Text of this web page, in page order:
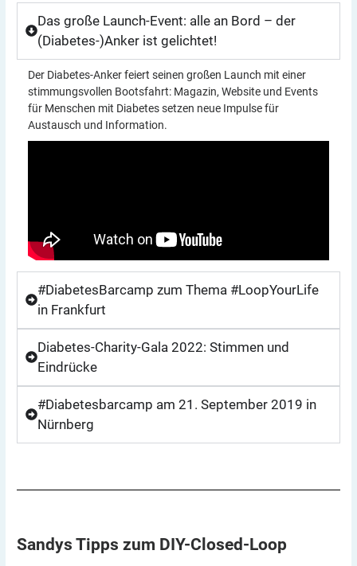
Das große Launch-Event: alle an Bord – der
(Diabetes-)Anker ist gelichtet!
Der Diabetes-Anker feiert seinen großen Launch mit einer
stimmungsvollen Bootsfahrt: Magazin, Website und Events
für Menschen mit Diabetes setzen neue Impulse für
Austausch und Information.
#DiabetesBarcamp zum Thema #LoopYourLife
in Frankfurt
Diabetes-Charity-Gala 2022: Stimmen und
Eindrücke
#Diabetesbarcamp am 21. September 2019 in
Nürnberg
Sandys Tipps zum DIY-Closed-Loop